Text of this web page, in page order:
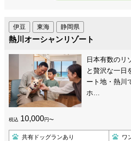
東海 静岡県
伊豆
熱川オーシャンリゾート
日本有数のリ
と贅沢な一日
ート地・熱川
ホ…
税込 10,000円〜
共有ドッグランあり ワ